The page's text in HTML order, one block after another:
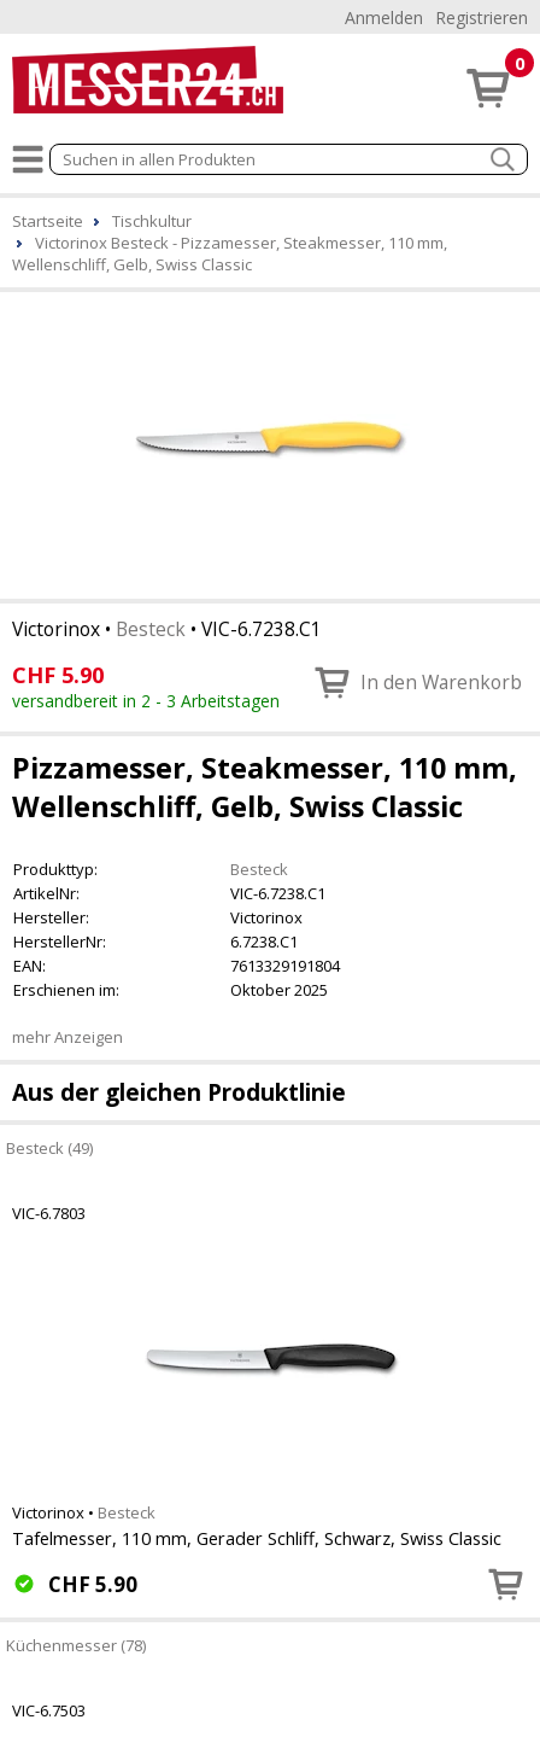
Anmelden Registrieren
0
Startseite
Tischkultur
Victorinox Besteck - Pizzamesser, Steakmesser, 110 mm,
Wellenschliff, Gelb, Swiss Classic
Victorinox • Besteck • VIC-6.7238.C1
CHF 5.90
versandbereit in 2 - 3 Arbeitstagen
In den Warenkorb
Pizzamesser, Steakmesser, 110 mm,
Wellenschliff, Gelb, Swiss Classic
Produkttyp:
Besteck
ArtikelNr:
VIC-6.7238.C1
Hersteller:
Victorinox
HerstellerNr:
6.7238.C1
EAN:
7613329191804
Erschienen im:
Oktober 2025
mehr Anzeigen
Aus der gleichen Produktlinie
Besteck (49)
VIC-6.7803
Victorinox • Besteck
Tafelmesser, 110 mm, Gerader Schliff, Schwarz, Swiss Classic
CHF 5.90
Küchenmesser (78)
VIC-6.7503